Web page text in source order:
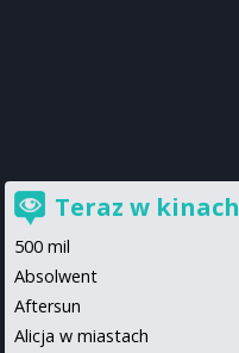
Teraz w kinach
500 mil
Absolwent
Aftersun
Alicja w miastach